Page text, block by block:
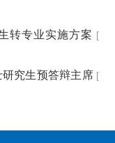
转专业实施方案 [
究生预答辩主席 [